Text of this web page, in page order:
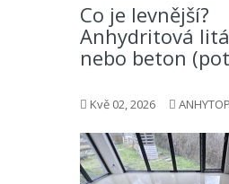
Co je levnější?
Anhydritová
nebo beton
Kvě 02, 2026 ANHYTOP